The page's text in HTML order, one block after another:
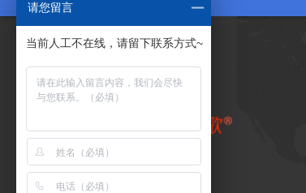
请您留言
当前人工不在线，请留下联系方式~